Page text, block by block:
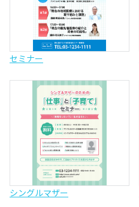
セミナー
シングルマザー